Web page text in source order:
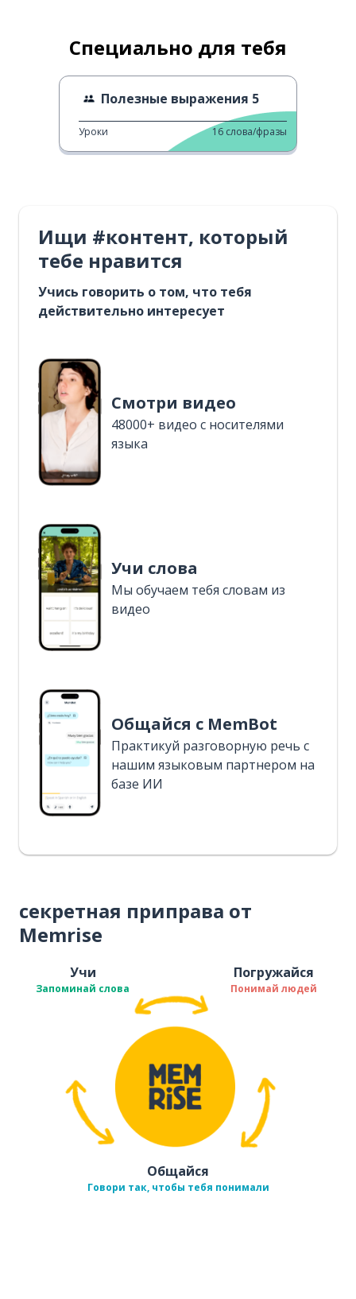
Специально для тебя
Полезные выражения 5
Уроки 16 слова/фразы
Ищи #контент, который
тебе нравится
Учись говорить о том, что тебя
действительно интересует
Смотри видео
48000+ видео с носителями
языка
Учи слова
Мы обучаем тебя словам из
видео
Общайся с MemBot
Практикуй разговорную речь с
нашим языковым партнером на
базе ИИ
секретная приправа от
Memrise
Учи
Запоминай слова
Погружайся
Понимай людей
Общайся
Говори так, чтобы тебя понимали